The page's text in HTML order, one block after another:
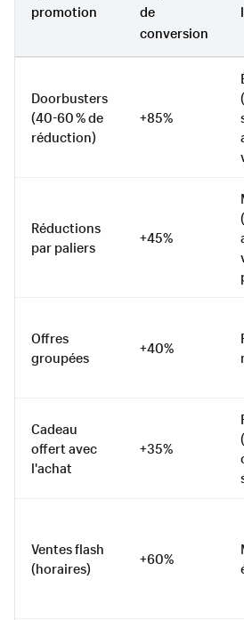
promotion
de
conversion
Doorbusters
(40-60 % de
réduction)
+85%
Réductions
par paliers
+45%
Offres
groupées
+40%
Cadeau
offert avec
l'achat
+35%
Ventes flash
(horaires)
+60%